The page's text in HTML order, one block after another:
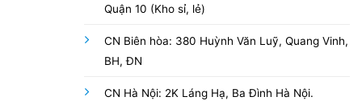
Quận 10 (Kho sỉ, lẻ)
CN Biên hòa: 380 Huỳnh Văn Luỹ, Quang Vinh,
BH, ĐN
CN Hà Nội: 2K Láng Hạ, Ba Đình Hà Nội.